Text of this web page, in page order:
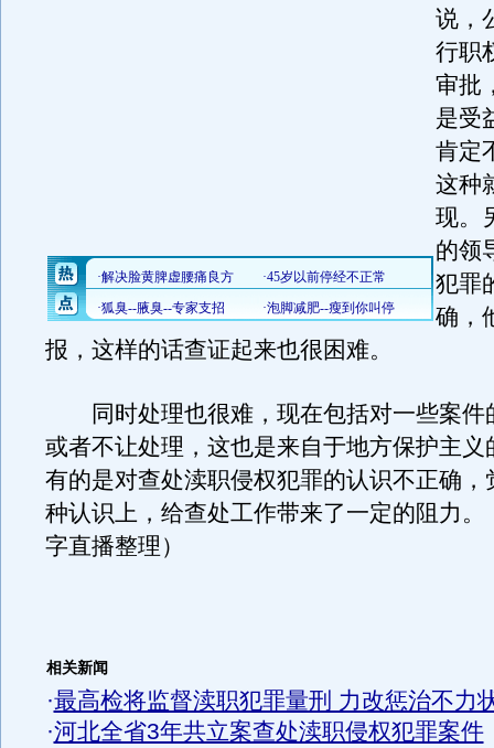
说，
行职
审批
是受
肯定
这种
现。
的领
犯罪
确，
报，这样的话查证起来也很困难。
同时处理也很难，现在包括对一些案件
或者不让处理，这也是来自于地方保护主义
有的是对查处渎职侵权犯罪的认识不正确，
种认识上，给查处工作带来了一定的阻力。
字直播整理）
相关新闻
·最高检将监督渎职犯罪量刑 力改惩治不力
·河北全省3年共立案查处渎职侵权犯罪案件